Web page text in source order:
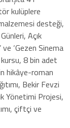
kulüplere
desteği,
Açık
‘Gezen Sinema
8 bin adet
hikâye-roman
Bekir Fevzi
Yönetimi Projesi,
çiftçi ve